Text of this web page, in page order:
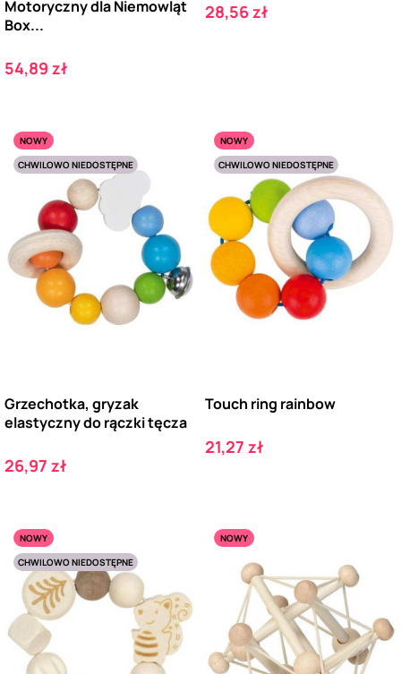
Motoryczny dla Niemowląt
Box...
Cena
54,89 zł
Cena
28,56 zł
NOWY
CHWILOWO NIEDOSTĘPNE
Grzechotka, gryzak
elastyczny do rączki tęcza
Cena
26,97 zł
NOWY
CHWILOWO NIEDOSTĘPNE
Touch ring rainbow
Cena
21,27 zł
NOWY
CHWILOWO NIEDOSTĘPNE
NOWY